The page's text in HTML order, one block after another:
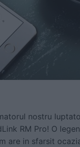
nostru
RM Pro! O
are in sfarsit